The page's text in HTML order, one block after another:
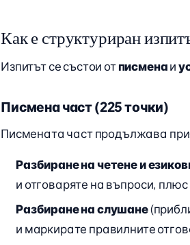
Как е структуриран
Изпитът се състои отписменаи
Писмена част (225 точки)
Писмената част продължава
Разбиране на четене и
и отговаряте на въпроси,
Разбиране на слушане
и маркирате правилните